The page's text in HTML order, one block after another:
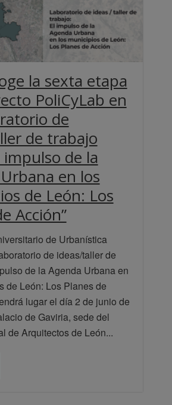
la sexta etapa
PoliCyLab en
de
de trabajo
impulso de la
en los
de León: Los
Acción”
de Urbanística
de ideas/taller de
de la Agenda Urbana en
de León: Los Planes de
lugar el día 2 de junio de
de Gaviria, sede del
de Arquitectos de León...